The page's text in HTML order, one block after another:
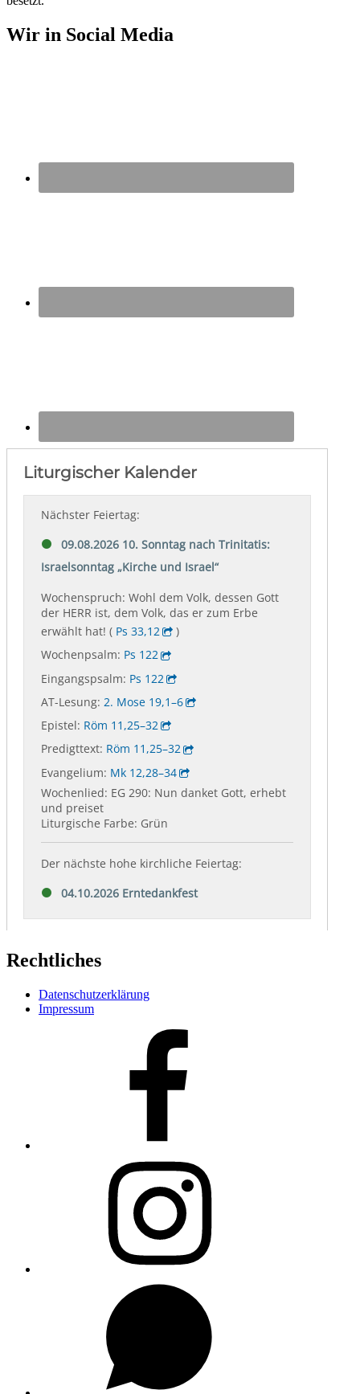
Wir in Social Media
Rechtliches
Datenschutzerklärung
Impressum